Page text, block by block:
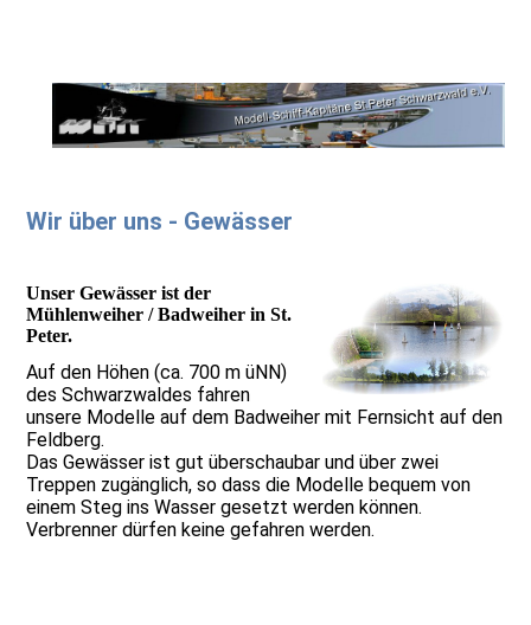
Wir über uns - Gewässer
Unser Gewässer ist der
Mühlenweiher / Badweiher in St.
Peter.
Auf den Höhen (ca. 700 m üNN)
des Schwarzwaldes fahren
unsere Modelle auf dem Badweiher mit Fernsicht auf den
Feldberg.
Das Gewässer ist gut überschaubar und über zwei
Treppen zugänglich, so dass die Modelle bequem von
einem Steg ins Wasser gesetzt werden können.
Verbrenner dürfen keine gefahren werden.